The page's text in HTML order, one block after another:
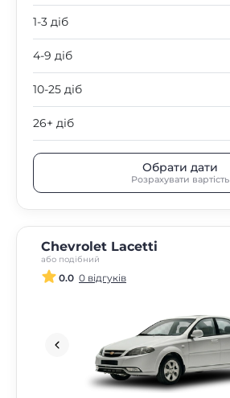
1-3 діб
4-9 діб
10-25 діб
26+ діб
Обрати дати
Розрахувати вартість
Chevrolet Lacetti
або подібний
0.0 0 відгуків